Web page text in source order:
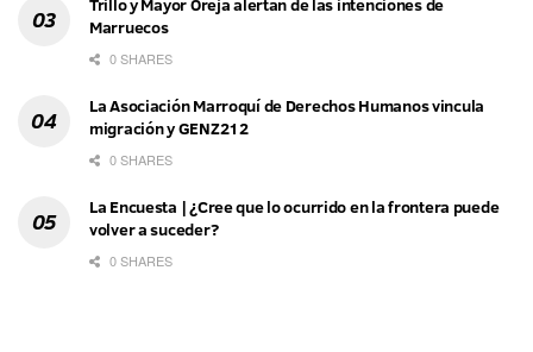
Trillo y Mayor Oreja alertan de las intenciones de
Marruecos
0 SHARES
La Asociación Marroquí de Derechos Humanos vincula
migración y GENZ212
0 SHARES
La Encuesta | ¿Cree que lo ocurrido en la frontera puede
volver a suceder?
0 SHARES